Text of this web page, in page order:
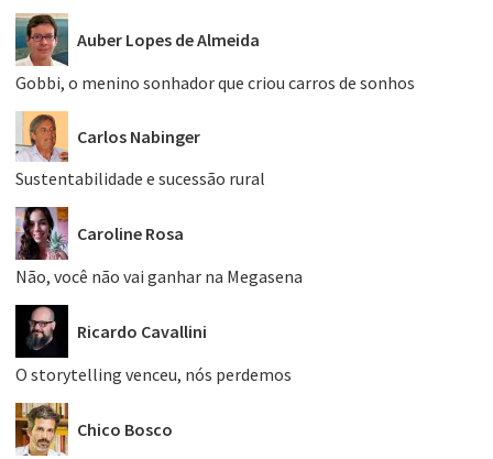
Auber Lopes de Almeida
Gobbi, o menino sonhador que criou carros de sonhos
Carlos Nabinger
Sustentabilidade e sucessão rural
Caroline Rosa
Não, você não vai ganhar na Megasena
Ricardo Cavallini
O storytelling venceu, nós perdemos
Chico Bosco